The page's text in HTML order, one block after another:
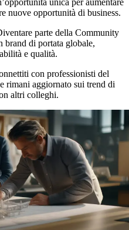
unica per aumentare
nuove opportunità di business.
parte della Community
brand di portata globale,
e qualità.
con professionisti del
rimani aggiornato sui trend di
altri colleghi.